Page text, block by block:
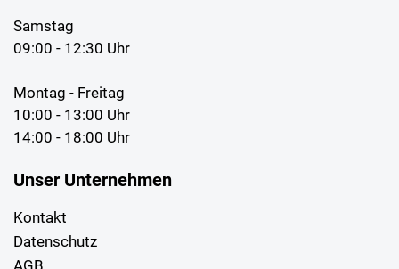
Samstag
09:00 - 12:30 Uhr
Montag - Freitag
10:00 - 13:00 Uhr
14:00 - 18:00 Uhr
Unser Unternehmen
Kontakt
Datenschutz
AGB